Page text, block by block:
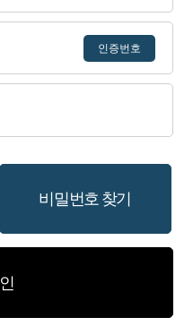
인증번호
비밀번호 찾기